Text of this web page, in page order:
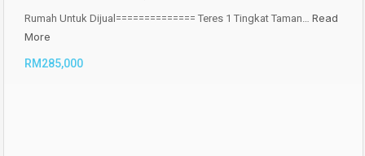
Rumah Untuk Dijual============== Teres 1 Tingkat Taman… Read
More
RM285,000